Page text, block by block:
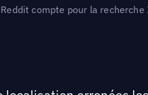
compte pour la